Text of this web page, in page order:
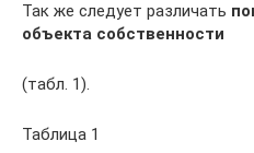
Так же следует различать
объекта собственности
(табл. 1).
Таблица 1